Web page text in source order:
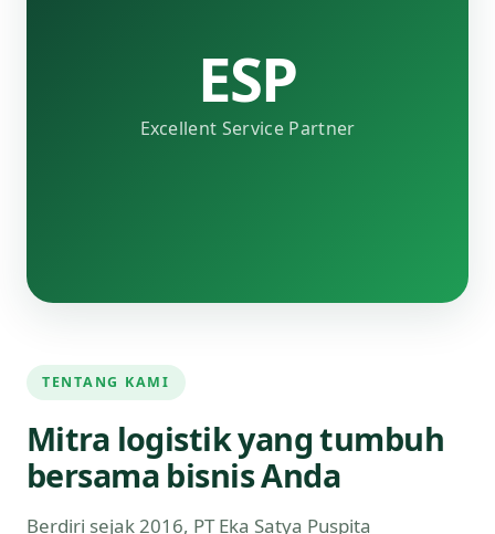
ESP
Excellent Service Partner
TENTANG KAMI
Mitra logistik yang tumbuh
bersama bisnis Anda
Berdiri sejak 2016, PT Eka Satya Puspita